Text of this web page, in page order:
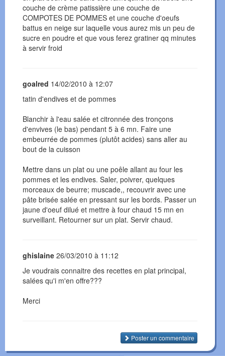
couche de crème patissière une couche de
COMPOTES DE POMMES et une couche d'oeufs
battus en neige sur laquelle vous aurez mis un peu de
sucre en poudre et que vous ferez gratiner qq minutes
à servir froid
goalred 14/02/2010 à 12:07
tatin d'endives et de pommes
Blanchir à l'eau salée et citronnée des tronçons
d'envives (le bas) pendant 5 à 6 mn. Faire une
embeurrée de pommes (plutôt acides) sans aller au
bout de la cuisson
Mettre dans un plat ou une poêle allant au four les
pommes et les endives. Saler, poivrer, quelques
morceaux de beurre; muscade,, recouvrir avec une
pâte brisée salée en pressant sur les bords. Passer un
jaune d'oeuf dilué et mettre à four chaud 15 mn en
surveillant. Retourner sur un plat. Servir chaud.
ghislaine 26/03/2010 à 11:12
Je voudrais connaitre des recettes en plat principal,
salées qu'i m'en offre???
Merci
Poster un commentaire